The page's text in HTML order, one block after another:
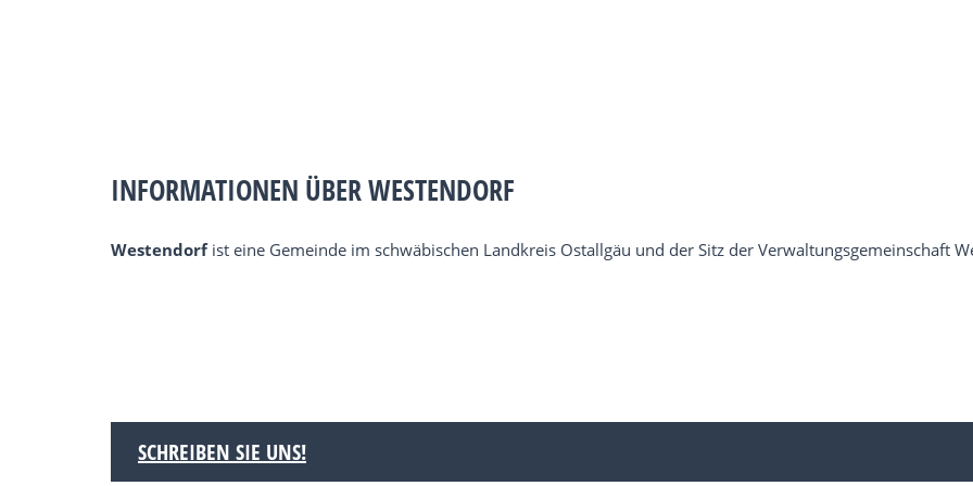
INFORMATIONEN ÜBER WESTENDORF
Westendorfist eine Gemeinde im schwäbischen Landkreis Ostallgäu und der Sitz der Verwaltungsgemeinschaft
SCHREIBEN SIE UNS!